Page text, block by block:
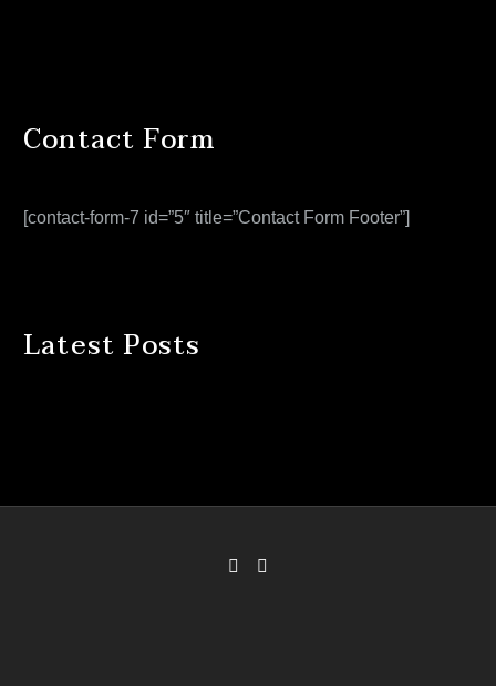
Contact Form
[contact-form-7 id=”5″ title=”Contact Form Footer”]
Latest Posts